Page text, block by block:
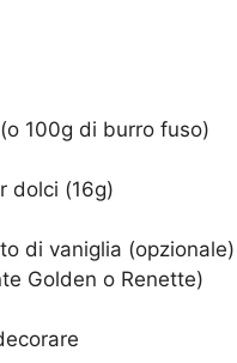
100g di burro fuso)
dolci (16g)
di vaniglia (opzionale)
Golden o Renette)